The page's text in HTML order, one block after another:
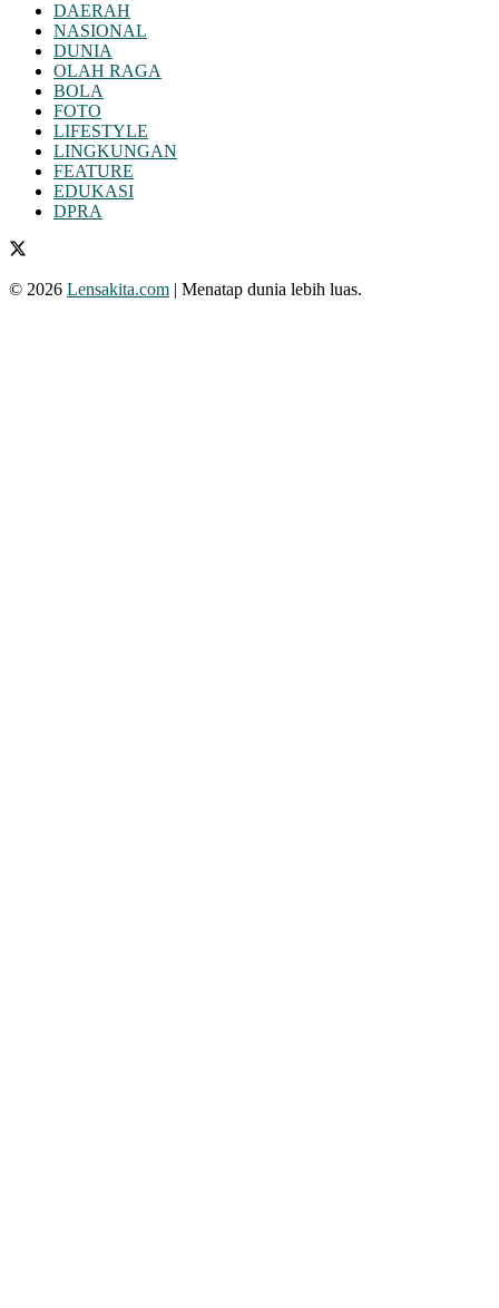
DAERAH
NASIONAL
DUNIA
OLAH RAGA
BOLA
FOTO
LIFESTYLE
LINGKUNGAN
FEATURE
EDUKASI
DPRA
© 2026 Lensakita.com | Menatap dunia lebih luas.